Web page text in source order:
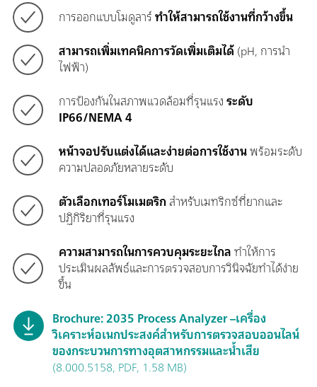
การออกแบบโมดูลาร์ทำให้สามารถใช้งานที่กว้างขึ้น
สามารถเพิ่มเทคนิคการวัดเพิ่มเติมได้(pH, การนำ
ไฟฟ้า)
การป้องกันในสภาพแวดล้อมที่รุนแรงระดับ
IP66/NEMA 4
หน้าจอปรับแต่งได้และง่ายต่อการใช้งานพร้อมระดับ
ความปลอดภัยหลายระดับ
ตัวเลือกเทอร์โมเมตริกสำหรับเมทริกซ์ที่ยากและ
ปฏิกิริยาที่รุนแรง
ความสามารถในการควบคุมระยะไกลทำให้การ
ประเมินผลลัพธ์และการตรวจสอบการวินิจฉัยทำได้ง่าย
ขึ้น
Brochure: 2035 Process Analyzer –เครื่อง
วิเคราะห์อเนกประสงค์สำหรับการตรวจสอบออนไลน์
ของกระบวนการทางอุตสาหกรรมและน้ำเสีย
(8.000.5158, PDF, 1.58 MB)